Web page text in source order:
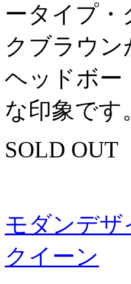
ータイプ
クブラウ
ヘッドボー
な印象です
SOLD OUT
モダンデザ
クイーン